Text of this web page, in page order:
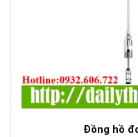
Đồng hồ